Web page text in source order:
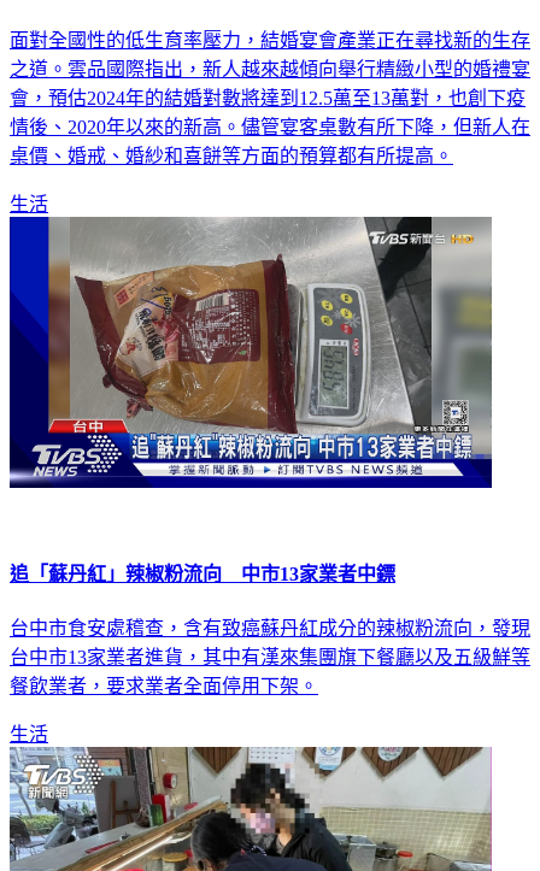
面對全國性的低生育率壓力，結婚宴會產業正在尋找新的生存
之道。雲品國際指出，新人越來越傾向舉行精緻小型的婚禮宴
會，預估2024年的結婚對數將達到12.5萬至13萬對，也創下疫
情後、2020年以來的新高。儘管宴客桌數有所下降，但新人在
桌價、婚戒、婚紗和喜餅等方面的預算都有所提高。
生活
追「蘇丹紅」辣椒粉流向 中市13家業者中鏢
台中市食安處稽查，含有致癌蘇丹紅成分的辣椒粉流向，發現
台中市13家業者進貨，其中有漢來集團旗下餐廳以及五級鮮等
餐飲業者，要求業者全面停用下架。
生活